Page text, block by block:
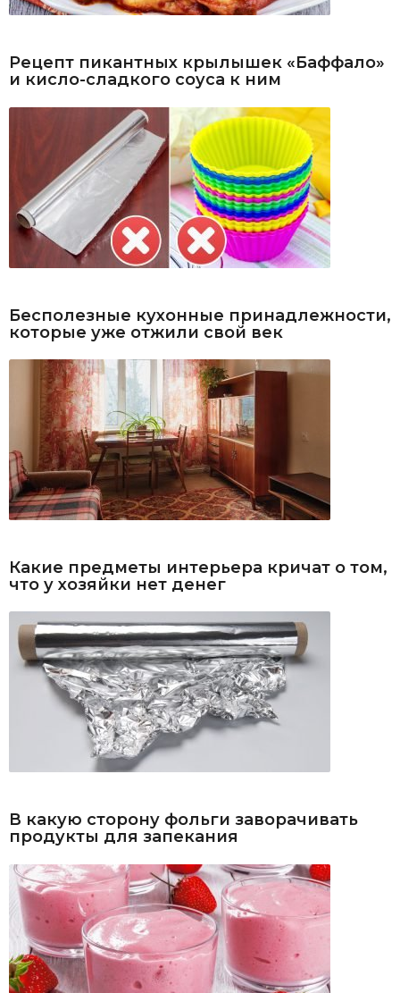
Рецепт пикантных крылышек «Баффало»
и кисло-сладкого соуса к ним
Бесполезные кухонные принадлежности,
которые уже отжили свой век
Какие предметы интерьера кричат о том,
что у хозяйки нет денег
В какую сторону фольги заворачивать
продукты для запекания